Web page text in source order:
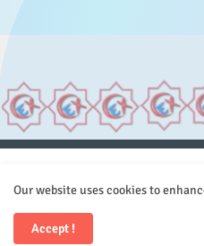
Sitemap
Our website uses cookies to
Accept !